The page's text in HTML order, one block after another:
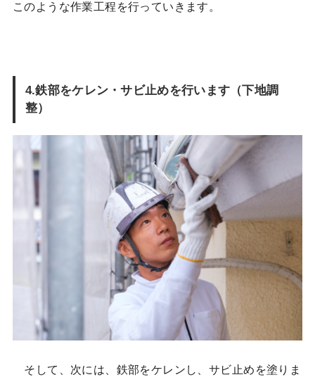
このような作業工程を行っていきます。
4.鉄部をケレン・サビ止めを行います（下地調
整）
そして、次には、鉄部をケレンし、サビ止めを塗りま